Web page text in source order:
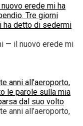
erede mi ha
Tre giorni
ha detto di sedermi
— il nuovo erede mi
anni all’aeroporto,
le parole sulla mia
dal suo volto
anni all’aeroporto,